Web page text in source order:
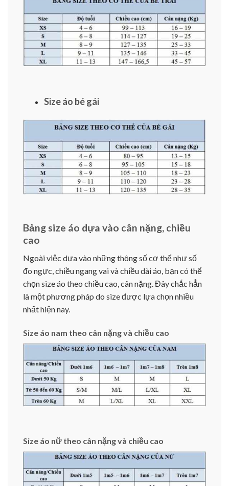
Size áo bé gái
Bảng size áo dựa vào cân nặng, chiều
cao
Ngoài việc dựa vào những thông số cơ thể như số
đo ngực, chiều ngang vai và chiều dài áo, bạn có thể
chọn size áo theo chiều cao, cân nặng. Đây chắc hẳn
là một phương pháp do size được lựa chọn nhiều
nhất hiện nay.
Size áo nam theo cân nặng và chiều cao
Size áo nữ theo cân nặng và chiều cao